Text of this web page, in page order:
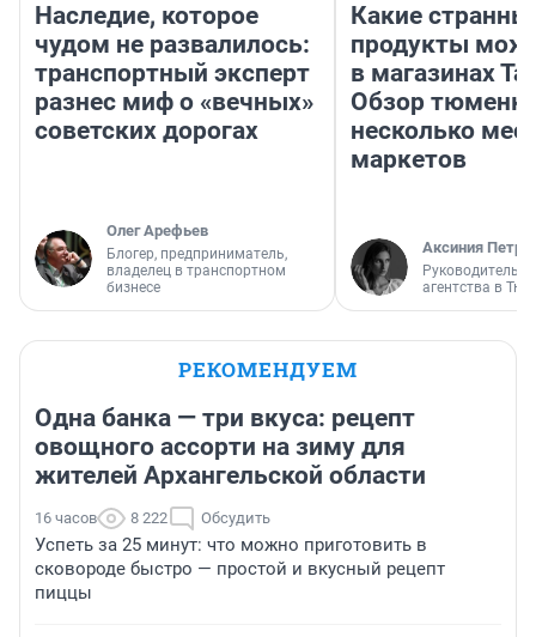
Наследие, которое
чудом не развалилось:
транспортный эксперт
разнес миф о «вечных»
советских дорогах
Олег Арефьев
Блогер, предприниматель,
владелец в транспортном
бизнесе
Какие
продукты
в магазинах
Обзор
несколько
маркетов
Аксиния
Руководитель
агентства в
РЕКОМЕНДУЕМ
Одна банка — три вкуса: рецепт
овощного ассорти на зиму для
жителей Архангельской области
16 часов 8 222 Обсудить
Успеть за 25 минут: что можно приготовить в
сковороде быстро — простой и вкусный рецепт
пиццы